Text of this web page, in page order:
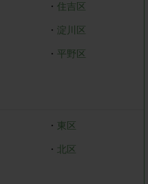
・ 住吉区
・ 淀川区
・平野区
・ 東区
・ 北区